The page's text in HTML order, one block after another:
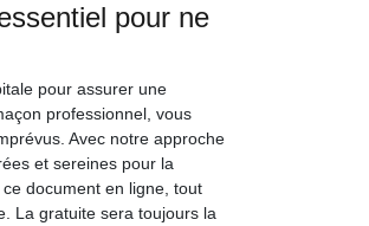
pour ne
pour assurer une
professionnel, vous
Avec notre approche
et sereines pour la
document en ligne, tout
La gratuite sera toujours la